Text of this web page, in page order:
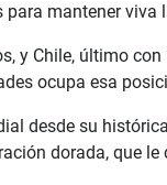
mantener
y Chile, último
ocupa esa
desde su
dorada, que